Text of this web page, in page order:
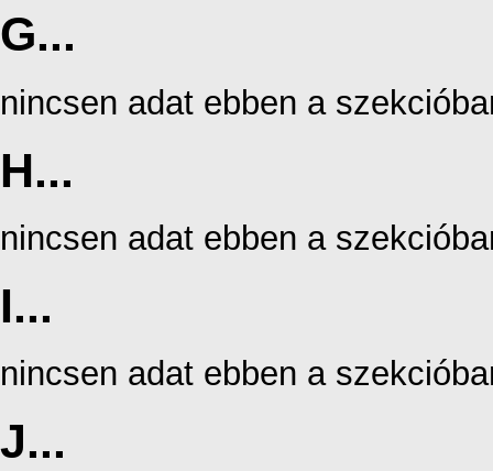
G...
nincsen adat ebben a
H...
nincsen adat ebben a
I...
nincsen adat ebben a
J...